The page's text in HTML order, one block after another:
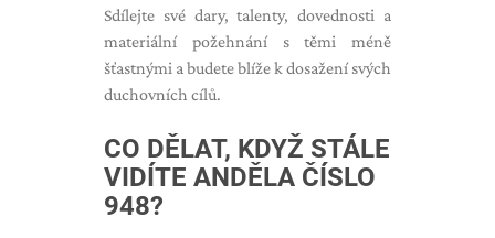
Sdílejte své dary, talenty, dovednosti a
materiální požehnání s těmi méně
šťastnými a budete blíže k dosažení svých
duchovních cílů.
CO DĚLAT, KDYŽ STÁLE
VIDÍTE ANDĚLA ČÍSLO
948?